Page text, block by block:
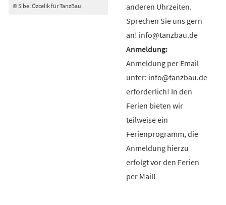
© Sibel Özcelik für TanzBau
anderen Uhrzeiten.
Sprechen Sie uns gern
an! info@tanzbau.de
Anmeldung per Email
unter: info@tanzbau.de
erforderlich! In den
Ferien bieten wir
teilweise ein
Ferienprogramm, die
Anmeldung hierzu
erfolgt vor den Ferien
per Mail!